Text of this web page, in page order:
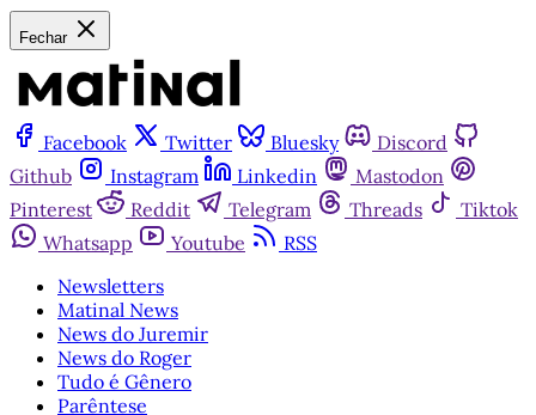
Fechar
Facebook Twitter Bluesky
Discord
Github
Instagram Linkedin
Mastodon
Pinterest
Reddit Telegram Threads
Tiktok
Whatsapp
Youtube
RSS
Newsletters
Matinal News
News do Juremir
News do Roger
Tudo é Gênero
Parêntese